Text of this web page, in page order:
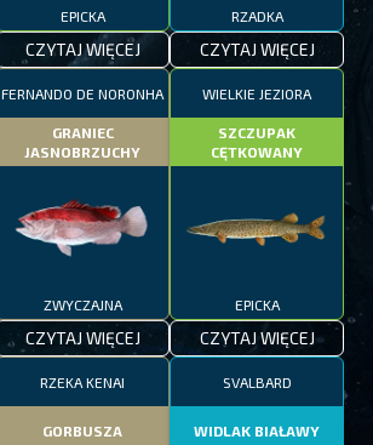
EPICKA
CZYTAJ WIĘCEJ
RZADKA
CZYTAJ WIĘCEJ
FERNANDO DE NORONHA
GRANIEC
JASNOBRZUCHY
ZWYCZAJNA
CZYTAJ WIĘCEJ
WIELKIE JEZIORA
SZCZUPAK
CĘTKOWANY
EPICKA
CZYTAJ WIĘCEJ
RZEKA KENAI
GORBUSZA
SVALBARD
WIDLAK BIAŁAWY